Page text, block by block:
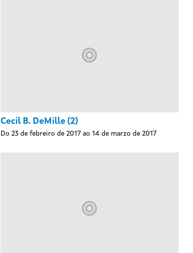
Cecil B. DeMille (2)
Do 23 de febreiro de 2017 ao 14 de marzo de 2017